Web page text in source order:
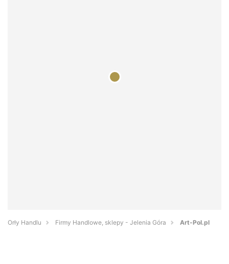
Orły Handlu Firmy Handlowe, sklepy - Jelenia Góra Art-Pol.pl